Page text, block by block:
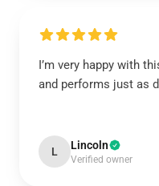
I’m very happy with
and performs just as
L Lincoln
Verified owner